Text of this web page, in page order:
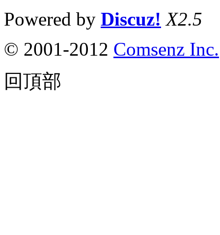
Powered by Discuz! X2.5
© 2001-2012 Comsenz Inc.
回頂部